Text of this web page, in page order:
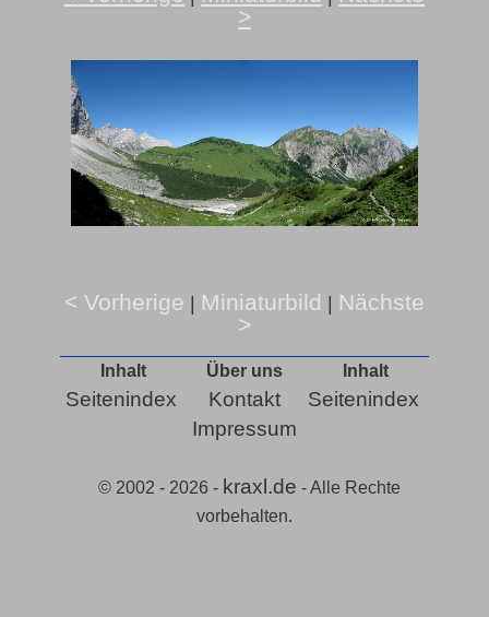
>
< Vorherige | Miniaturbild | Nächste
>
Inhalt
Seitenindex
Über uns
Kontakt
Impressum
Inhalt
Seitenindex
© 2002 - 2026 - kraxl.de - Alle Rechte
vorbehalten.